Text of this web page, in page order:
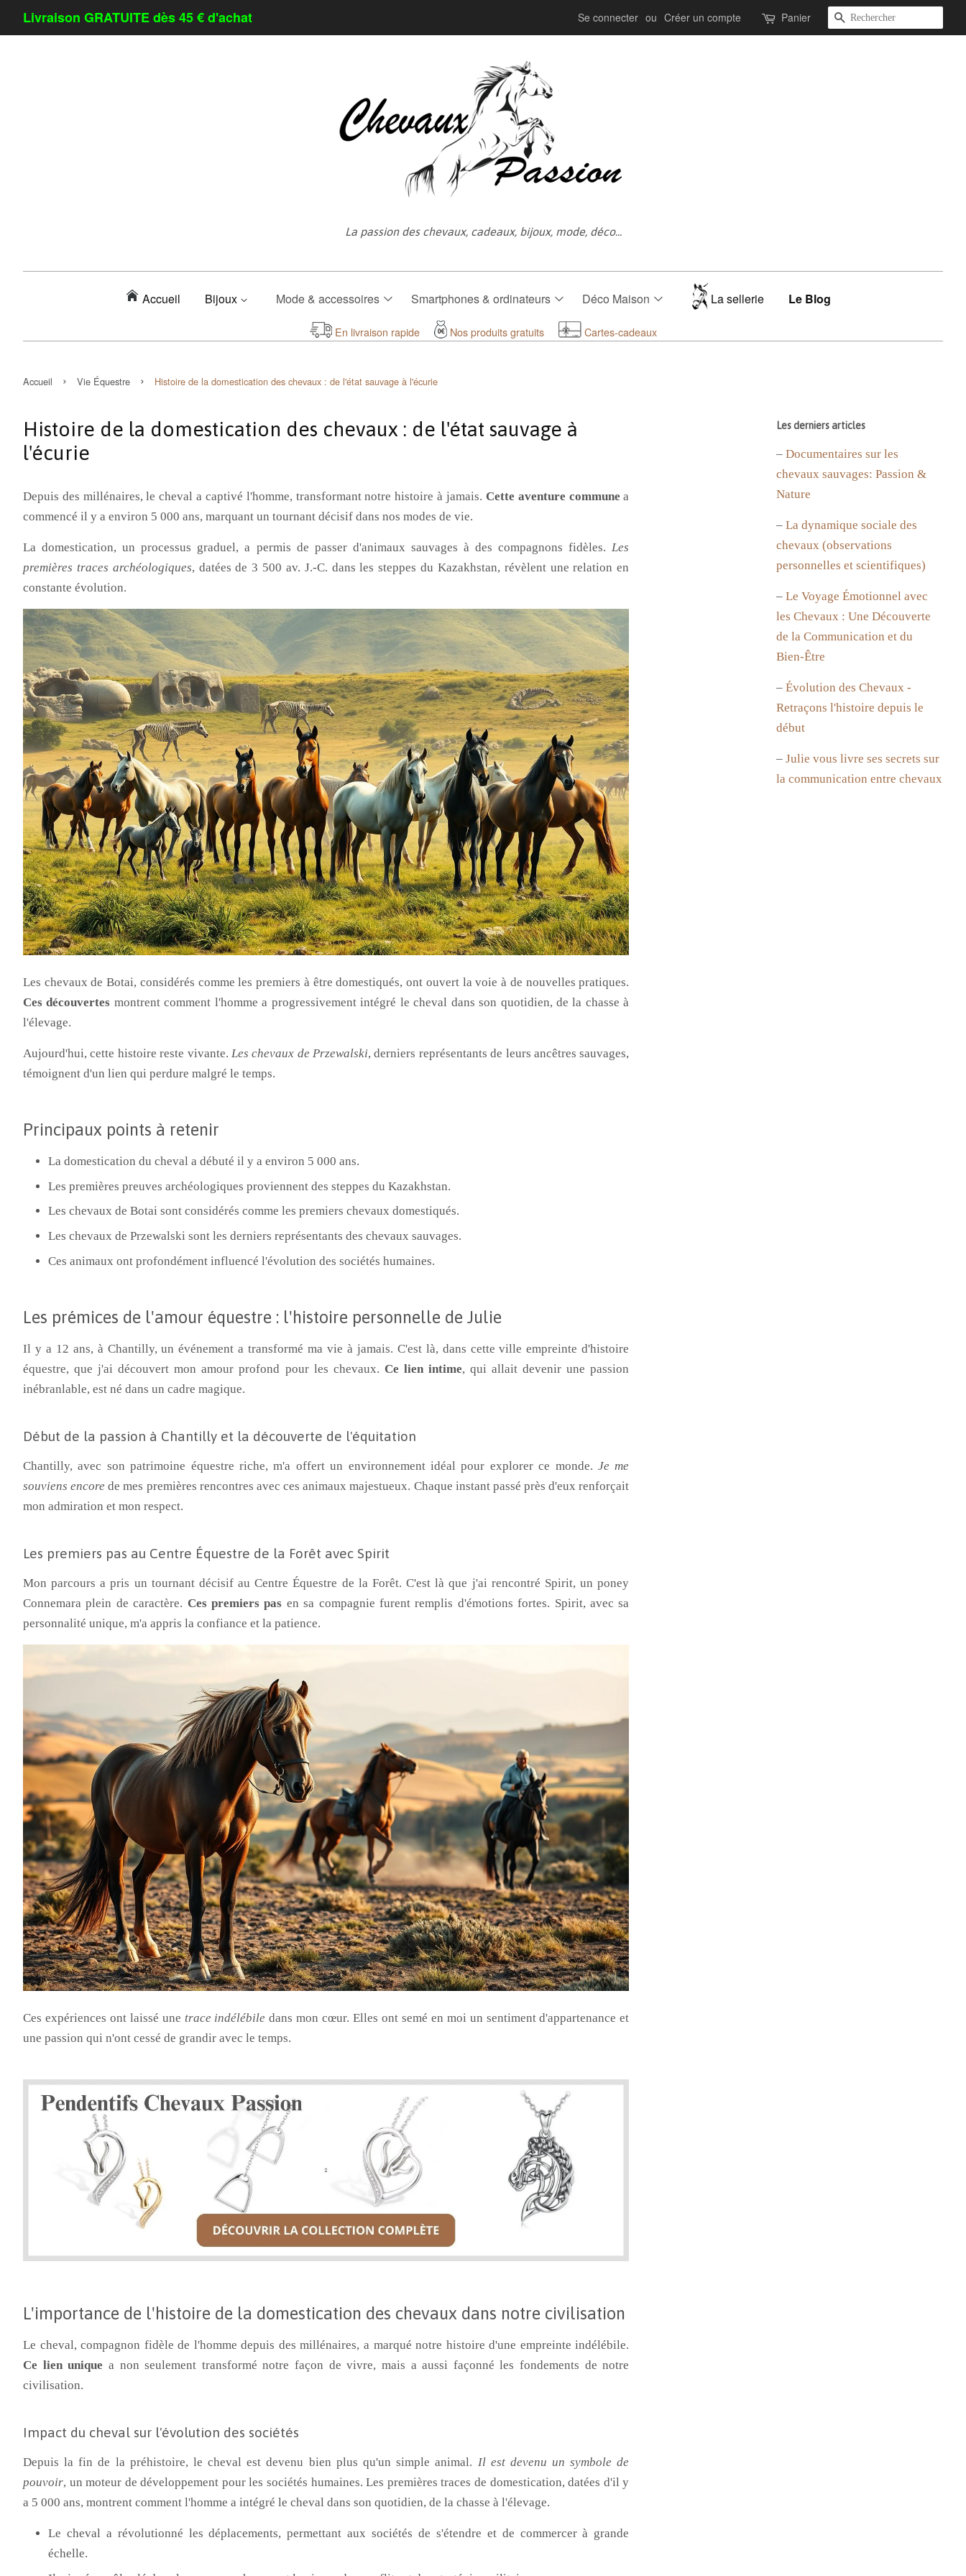
Livraison GRATUITE dès 45 € d'achat Se connecter ou Créer un compte Panier Recherche
La passion des chevaux, cadeaux, bijoux, mode, déco...
Accueil Bijoux Mode & accessoires Smartphones & ordinateurs Déco Maison La sellerie Le Blog
En livraison rapide Nos produits gratuits Cartes-cadeaux
Accueil › Vie Équestre › Histoire de la domestication des chevaux : de l'état sauvage à l'écurie
Histoire de la domestication des chevaux : de l'état sauvage à
l'écurie
Depuis des millénaires, le cheval a captivé l'homme, transformant notre histoire à jamais. Cette aventure commune a
commencé il y a environ 5 000 ans, marquant un tournant décisif dans nos modes de vie.
La domestication, un processus graduel, a permis de passer d'animaux sauvages à des compagnons fidèles.Les
premières traces archéologiques, datées de 3 500 av. J.-C. dans les steppes du Kazakhstan, révèlent une relation en
constante évolution.
Les chevaux de Botai, considérés comme les premiers à être domestiqués, ont ouvert la voie à de nouvelles pratiques.
Ces découvertes montrent comment l'homme a progressivement intégré le cheval dans son quotidien, de la chasse à
l'élevage.
Aujourd'hui, cette histoire reste vivante. Les chevaux de Przewalski, derniers représentants de leurs ancêtres sauvages,
témoignent d'un lien qui perdure malgré le temps.
Principaux points à retenir
La domestication du cheval a débuté il y a environ 5 000 ans.
Les premières preuves archéologiques proviennent des steppes du Kazakhstan.
Les chevaux de Botai sont considérés comme les premiers chevaux domestiqués.
Les chevaux de Przewalski sont les derniers représentants des chevaux sauvages.
Ces animaux ont profondément influencé l'évolution des sociétés humaines.
Les prémices de l'amour équestre : l'histoire personnelle de Julie
Il y a 12 ans, à Chantilly, un événement a transformé ma vie à jamais. C'est là, dans cette ville empreinte d'histoire
équestre, que j'ai découvert mon amour profond pour les chevaux. Ce lien intime, qui allait devenir une passion
inébranlable, est né dans un cadre magique.
Début de la passion à Chantilly et la découverte de l'équitation
Chantilly, avec son patrimoine équestre riche, m'a offert un environnement idéal pour explorer ce monde. Je me
souviens encore de mes premières rencontres avec ces animaux majestueux. Chaque instant passé près d'eux renforçait
mon admiration et mon respect.
Les premiers pas au Centre Équestre de la Forêt avec Spirit
Mon parcours a pris un tournant décisif au Centre Équestre de la Forêt. C'est là que j'ai rencontré Spirit, un poney
Connemara plein de caractère. Ces premiers pas en sa compagnie furent remplis d'émotions fortes. Spirit, avec sa
personnalité unique, m'a appris la confiance et la patience.
Ces expériences ont laissé une trace indélébile dans mon cœur. Elles ont semé en moi un sentiment d'appartenance et
une passion qui n'ont cessé de grandir avec le temps.
L'importance de l'histoire de la domestication des chevaux dans notre civilisation
Le cheval, compagnon fidèle de l'homme depuis des millénaires, a marqué notre histoire d'une empreinte indélébile.
Ce lien unique a non seulement transformé notre façon de vivre, mais a aussi façonné les fondements de notre
civilisation.
Impact du cheval sur l'évolution des sociétés
Depuis la fin de la préhistoire, le cheval est devenu bien plus qu'un simple animal. Il est devenu un symbole de
pouvoir, un moteur de développement pour les sociétés humaines. Les premières traces de domestication, datées d'il y
a 5 000 ans, montrent comment l'homme a intégré le cheval dans son quotidien, de la chasse à l'élevage.
Le cheval a révolutionné les déplacements, permettant aux sociétés de s'étendre et de commercer à grande
échelle.
Les derniers articles
– Documentaires sur les
chevaux sauvages: Passion &
Nature
– La dynamique sociale des
chevaux (observations
personnelles et scientifiques)
– Le Voyage Émotionnel avec
les Chevaux : Une Découverte
de la Communication et du
Bien-Être
– Évolution des Chevaux -
Retraçons l'histoire depuis le
début
– Julie vous livre ses secrets sur
la communication entre chevaux